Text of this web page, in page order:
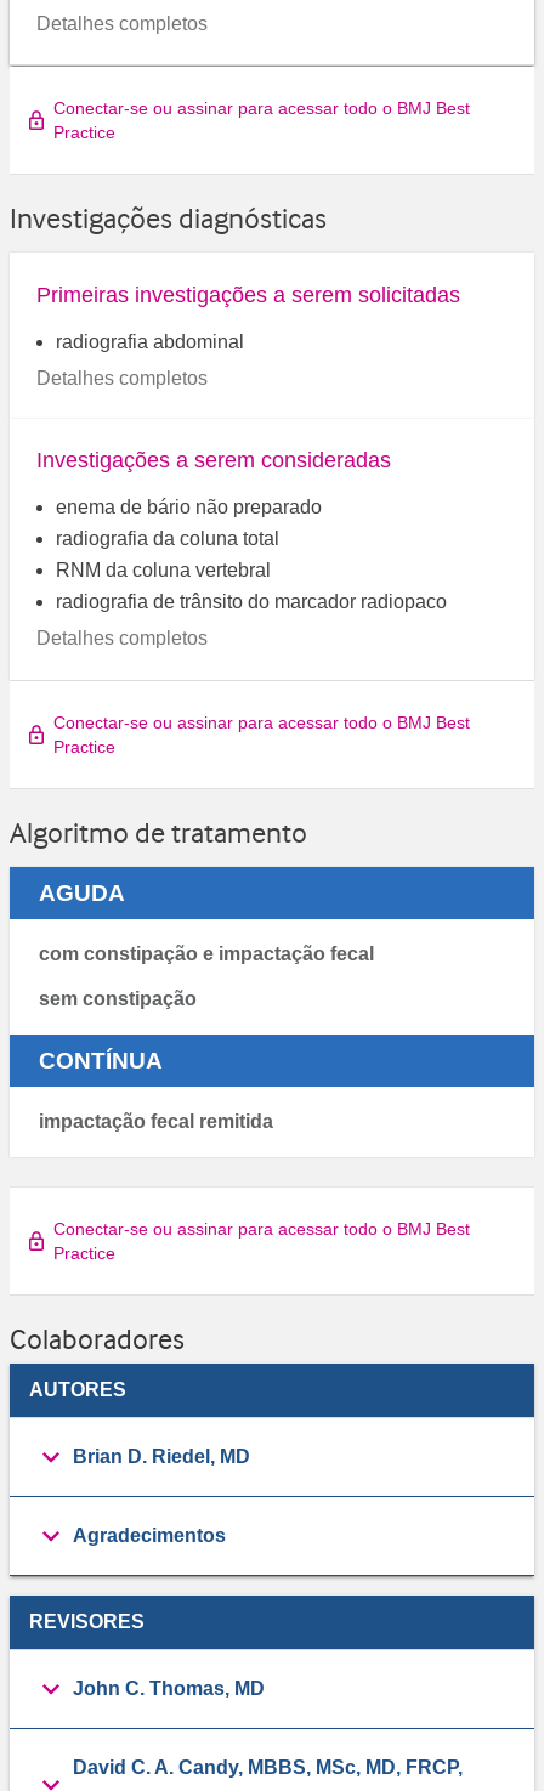
Detalhes completos
Conectar-se ou assinar para acessar todo o BMJ Best
Practice
Investigações diagnósticas
Primeiras investigações a serem solicitadas
radiografia abdominal
Detalhes completos
Investigações a serem consideradas
enema de bário não preparado
radiografia da coluna total
RNM da coluna vertebral
radiografia de trânsito do marcador radiopaco
Detalhes completos
Conectar-se ou assinar para acessar todo o BMJ Best
Practice
Algoritmo de tratamento
AGUDA
com constipação e impactação fecal
sem constipação
CONTÍNUA
impactação fecal remitida
Conectar-se ou assinar para acessar todo o BMJ Best
Practice
Colaboradores
AUTORES
Brian D. Riedel, MD
Agradecimentos
REVISORES
John C. Thomas, MD
David C. A. Candy, MBBS, MSc, MD, FRCP,